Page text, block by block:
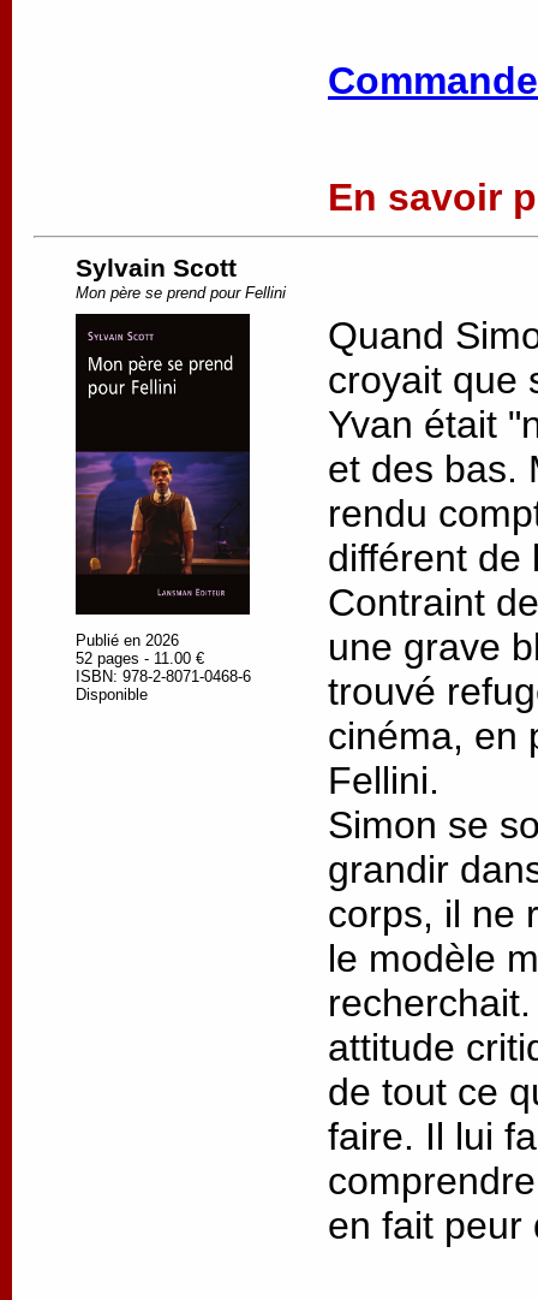
En savoir
Sylvain Scott
Mon père se prend pour Fellini
Publié en 2026
52 pages - 11.00 €
ISBN: 978-2-8071-0468-6
Disponible
Quand
croyait que
Yvan était
et des bas.
rendu
différent de
Contraint
une grave
trouvé
cinéma, en
Fellini.
Simon se
grandir
corps, il ne
le modèle
attitude
de tout ce
faire. Il lui
en fait peur